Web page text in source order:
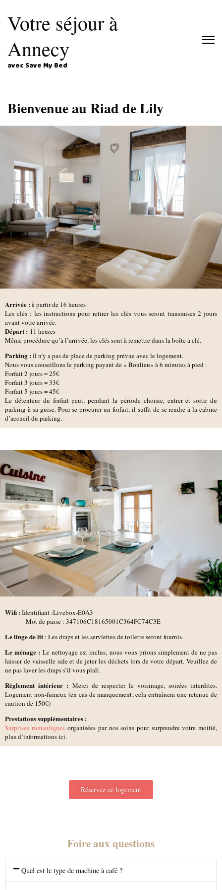
Votre séjour à
Annecy
avec Save My Bed
Bienvenue au Riad de Lily
Arrivée : à partir de 16 heures
Les clés : les instructions pour retirer les clés vous seront transmises 2 jours
avant votre arrivée.
Départ : 11 heures
Même procédure qu’à l’arrivée, les clés sont à remettre dans la boîte à clé.
Parking : Il n’y a pas de place de parking prévue avec le logement.
Nous vous conseillons le parking payant de « Bonlieu» à 6 minutes à pied :
Forfait 2 jours = 25€
Forfait 3 jours = 33€
Forfait 5 jours = 45€
Le détenteur du forfait peut, pendant la période choisie, entrer et sortir du
parking à sa guise. Pour se procurer un forfait, il suffit de se rendre à la cabine
d’accueil du parking.
Wifi : Identifiant :Livebox-E0A3
Mot de passe : 347106C18165001C364FC74C3E
Le linge de lit : Les draps et les serviettes de toilette seront fournis.
Le ménage : Le nettoyage est inclus, nous vous prions simplement de ne pas
laisser de vaisselle sale et de jeter les déchets lors de votre départ. Veuillez de
ne pas laver les draps s’il vous plaît.
Règlement intérieur : Merci de respecter le voisinage, soirées interdites.
Logement non-fumeur. (en cas de manquement, cela entraînera une retenue de
caution de 150€)
Prestations supplémentaires :
Surprises romantiques organisées par nos soins pour surprendre votre moitié,
plus d’informations ici.
Réservez ce logement
Foire aux questions
Quel est le type de machine à café ?